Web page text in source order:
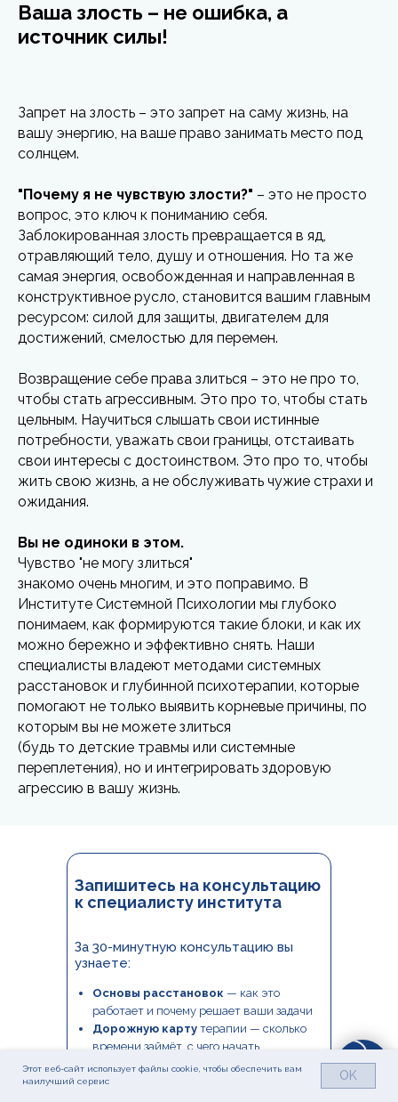
Ваша злость – не ошибка, а
источник силы!
Запрет на злость – это запрет на саму жизнь, на
вашу энергию, на ваше право занимать место под
солнцем.
"Почему я не чувствую злости?" – это не просто
вопрос, это ключ к пониманию себя.
Заблокированная злость превращается в яд,
отравляющий тело, душу и отношения. Но та же
самая энергия, освобожденная и направленная в
конструктивное русло, становится вашим главным
ресурсом: силой для защиты, двигателем для
достижений, смелостью для перемен.
Возвращение себе права злиться – это не про то,
чтобы стать агрессивным. Это про то, чтобы стать
цельным. Научиться слышать свои истинные
потребности, уважать свои границы, отстаивать
свои интересы с достоинством. Это про то, чтобы
жить свою жизнь, а не обслуживать чужие страхи и
ожидания.
Вы не одиноки в этом.
Чувство "не могу злиться"
знакомо очень многим, и это поправимо. В
Институте Системной Психологии мы глубоко
понимаем, как формируются такие блоки, и как их
можно бережно и эффективно снять. Наши
специалисты владеют методами системных
расстановок и глубинной психотерапии, которые
помогают не только выявить корневые причины, по
которым вы не можете злиться
(будь то детские травмы или системные
переплетения), но и интегрировать здоровую
агрессию в вашу жизнь.
Запишитесь на консультацию
к специалисту института
За 30-минутную консультацию вы
узнаете:
Основы расстановок — как это
работает и почему решает ваши задачи
Дорожную карту терапии — сколько
времени займёт, с чего начать
Специальные условия на
терапевтический курс, если решите
Этот веб-сайт использует файлы cookie, чтобы обеспечить вам
наилучший сервис
OK